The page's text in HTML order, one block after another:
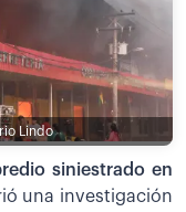
Lindo
siniestrado en
una investigación